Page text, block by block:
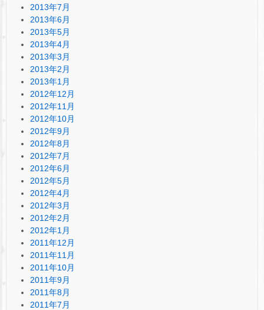
2013年7月
2013年6月
2013年5月
2013年4月
2013年3月
2013年2月
2013年1月
2012年12月
2012年11月
2012年10月
2012年9月
2012年8月
2012年7月
2012年6月
2012年5月
2012年4月
2012年3月
2012年2月
2012年1月
2011年12月
2011年11月
2011年10月
2011年9月
2011年8月
2011年7月